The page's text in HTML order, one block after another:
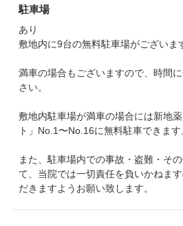
駐車場
あり
敷地内に9台の無料駐車場がございま
満車の場合もございますので、時間
さい。
敷地内駐車場が満車の場合には新地
ト」No.1〜No.16に無料駐車できます
また、駐車場内での事故・盗難・そ
て、当院では一切責任を負いかねま
だきますようお願い致します。